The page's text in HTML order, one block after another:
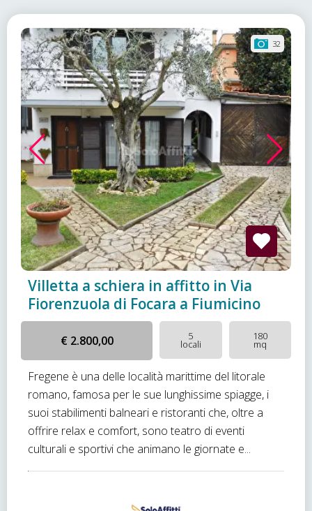
32
Villetta a schiera in affitto in Via
Fiorenzuola di Focara a Fiumicino
€ 2.800,00 5
locali
180
mq
Fregene è una delle località marittime del litorale
romano, famosa per le sue lunghissime spiagge, i
suoi stabilimenti balneari e ristoranti che, oltre a
offrire relax e comfort, sono teatro di eventi
culturali e sportivi che animano le giornate e...